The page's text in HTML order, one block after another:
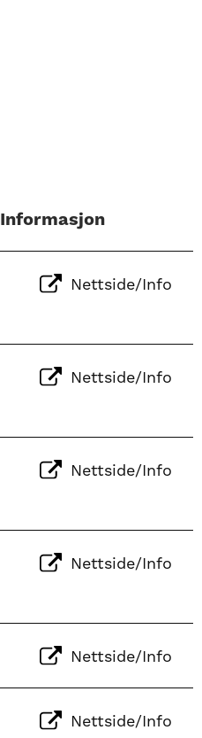
Informasjon
Nettside/Info
Nettside/Info
Nettside/Info
Nettside/Info
Nettside/Info
Nettside/Info